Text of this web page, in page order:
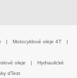
| Motocyklové oleje 4T
|
oleje |
Hydraulické
dTest